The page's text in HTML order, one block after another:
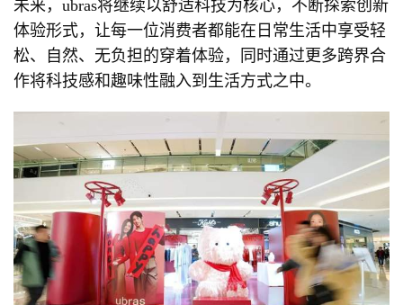
未来，ubras将继续以舒适科技为核心，不断探索创新
体验形式，让每一位消费者都能在日常生活中享受轻
松、自然、无负担的穿着体验，同时通过更多跨界合
作将科技感和趣味性融入到生活方式之中。